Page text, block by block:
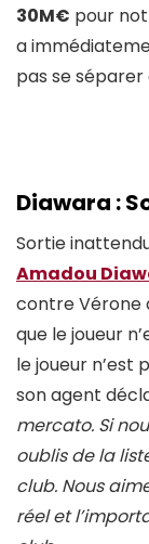
30M€ pour
a
pas se séparer
Diawara :
Sortie
Amadou
contre Vérone
que le joueur
le joueur n’est
son agent
mercato. Si
oublis de la
club. Nous
réel et